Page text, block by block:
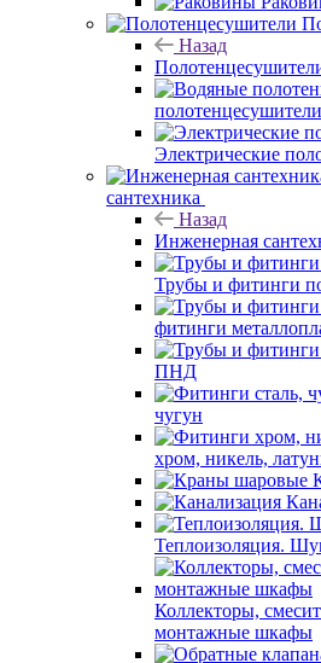
Назад
полотенцесушители
Электрические
сантехника
Назад
Инженерная
Трубы и фитинги
фитинги
ПНД
чугун
хром, никель,
Теплоизоляция.
Коллекторы,
монтажные шкафы